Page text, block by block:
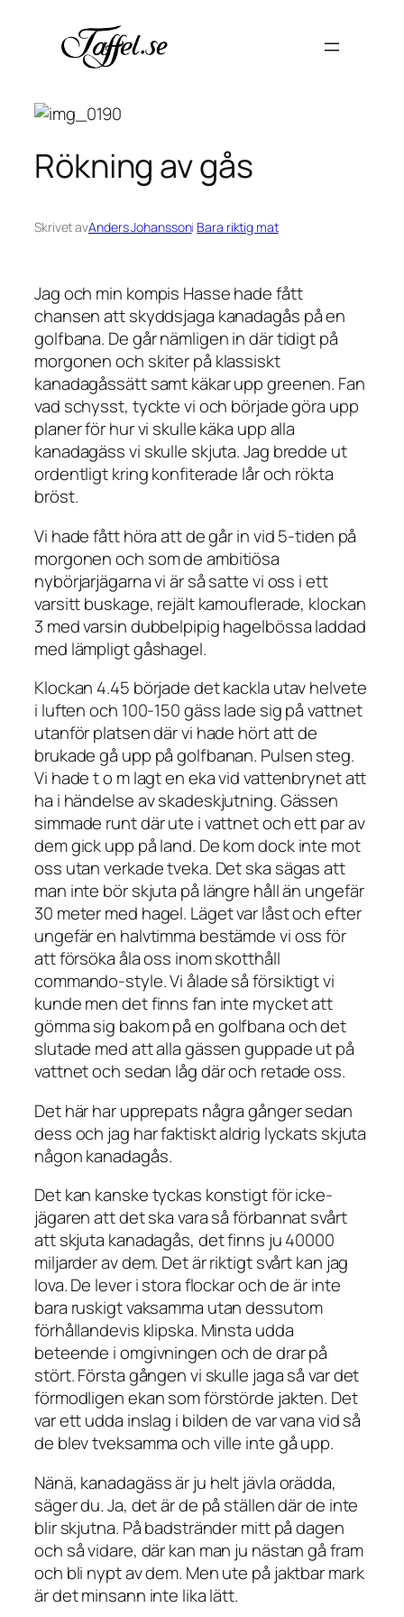
innehåll
Rökning av gås
Skrivet avAnders Johanssoni Bara riktig mat
Jag och min kompis Hasse hade fått
chansen att skyddsjaga kanadagås på en
golfbana. De går nämligen in där tidigt på
morgonen och skiter på klassiskt
kanadagåssätt samt käkar upp greenen. Fan
vad schysst, tyckte vi och började göra upp
planer för hur vi skulle käka upp alla
kanadagäss vi skulle skjuta. Jag bredde ut
ordentligt kring konfiterade lår och rökta
bröst.
Vi hade fått höra att de går in vid 5-tiden på
morgonen och som de ambitiösa
nybörjarjägarna vi är så satte vi oss i ett
varsitt buskage, rejält kamouflerade, klockan
3 med varsin dubbelpipig hagelbössa laddad
med lämpligt gåshagel.
Klockan 4.45 började det kackla utav helvete
i luften och 100-150 gäss lade sig på vattnet
utanför platsen där vi hade hört att de
brukade gå upp på golfbanan. Pulsen steg.
Vi hade t o m lagt en eka vid vattenbrynet att
ha i händelse av skadeskjutning. Gässen
simmade runt där ute i vattnet och ett par av
dem gick upp på land. De kom dock inte mot
oss utan verkade tveka. Det ska sägas att
man inte bör skjuta på längre håll än ungefär
30 meter med hagel. Läget var låst och efter
ungefär en halvtimma bestämde vi oss för
att försöka åla oss inom skotthåll
commando-style. Vi ålade så försiktigt vi
kunde men det finns fan inte mycket att
gömma sig bakom på en golfbana och det
slutade med att alla gässen guppade ut på
vattnet och sedan låg där och retade oss.
Det här har upprepats några gånger sedan
dess och jag har faktiskt aldrig lyckats skjuta
någon kanadagås.
Det kan kanske tyckas konstigt för icke-
jägaren att det ska vara så förbannat svårt
att skjuta kanadagås, det finns ju 40000
miljarder av dem. Det är riktigt svårt kan jag
lova. De lever i stora flockar och de är inte
bara ruskigt vaksamma utan dessutom
förhållandevis klipska. Minsta udda
beteende i omgivningen och de drar på
stört. Första gången vi skulle jaga så var det
förmodligen ekan som förstörde jakten. Det
var ett udda inslag i bilden de var vana vid så
de blev tveksamma och ville inte gå upp.
Nänä, kanadagäss är ju helt jävla orädda,
säger du. Ja, det är de på ställen där de inte
blir skjutna. På badstränder mitt på dagen
och så vidare, där kan man ju nästan gå fram
och bli nypt av dem. Men ute på jaktbar mark
är det minsann inte lika lätt.